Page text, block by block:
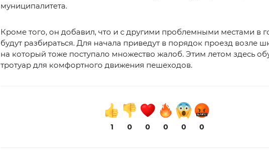
муниципалитета.
Кроме того, он добавил, что и с другими проблемными местами в
будут разбираться. Для начала приведут в порядок проезд возле
на который тоже поступало множество жалоб. Этим летом здесь
тротуар для комфортного движения пешеходов.
1 0 0 0 0 0